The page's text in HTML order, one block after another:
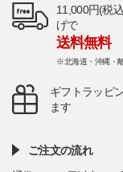
11,000円(税
げで
送料無料
※北海道・沖縄・
ギフトラッピ
ます
ご注文の流れ